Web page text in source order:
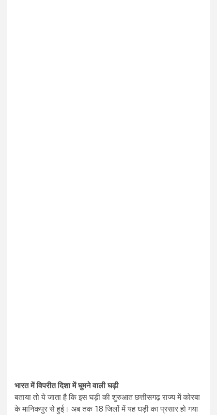
भारत में विपरीत दिशा में घुमने वाली घड़ी
बताया तो ये जाता है कि इस घड़ी की शुरुआत छत्तीसगढ़ राज्य में कोरबा
के मानिकपुर से हुई। अब तक 18 जिलों में यह घड़ी का प्रसार हो गया